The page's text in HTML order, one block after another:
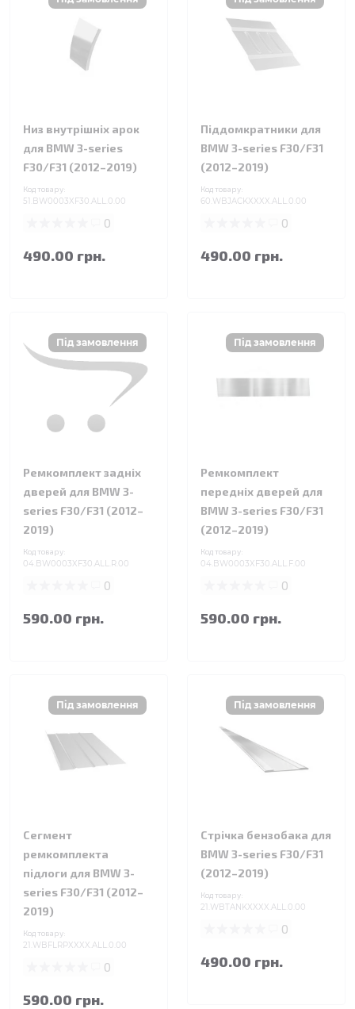
Низ внутрішніх арок
для BMW 3-series
F30/F31 (2012–2019)
Код товару:
51.BW0003XF30.ALL.0.00
0
490.00 грн.
Піддомкратники для
BMW 3-series F30/F31
(2012–2019)
Код товару:
60.WBJACKXXXX.ALL.0.00
0
490.00 грн.
Ремкомплект задніх
дверей для BMW 3-
series F30/F31 (2012–
2019)
Код товару:
04.BW0003XF30.ALL.R.00
0
590.00 грн.
Ремкомплект
передніх дверей для
BMW 3-series F30/F31
(2012–2019)
Код товару:
04.BW0003XF30.ALL.F.00
0
590.00 грн.
Сегмент
ремкомплекта
підлоги для BMW 3-
series F30/F31 (2012–
2019)
Код товару:
21.WBFLRPXXXX.ALL.0.00
0
590.00 грн.
Стрічка бензобака для
BMW 3-series F30/F31
(2012–2019)
Код товару:
21.WBTANKXXXX.ALL.0.00
0
490.00 грн.